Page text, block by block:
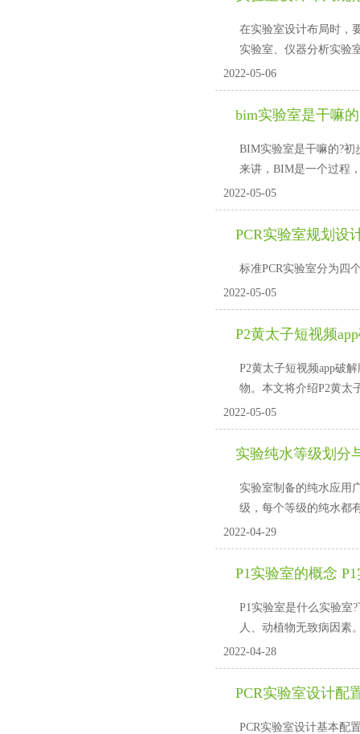
在实验室设计布局时，
实验室、仪器分析实
2022-05-06
bim实验室是干嘛的
BIM实验室是干嘛的?初
来讲，BIM是一个过
2022-05-05
PCR实验室规划设
标准PCR实验室分为四个
2022-05-05
P2黄太子短视频
P2黄太子短视频app破
物。本文将介绍P2黄太
2022-05-05
实验纯水等级划分
实验室制备的纯水应用广
级，每个等级的纯水
2022-04-29
P1实验室的概念
P1实验室是什么实验室?下
人、动植物无致病因素
2022-04-28
PCR实验室设计配
PCR实验室设计基本配置